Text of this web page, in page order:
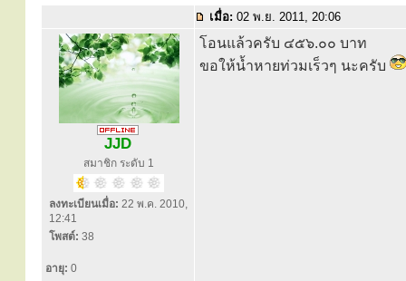
เมื่อ: 02 พ.ย. 2011, 20:06
JJD
สมาชิก ระดับ 1
ลงทะเบียนเมื่อ: 22 พ.ค. 2010,
12:41
โพสต์: 38
อายุ: 0
โอนแล้วครับ ๔๕๖.๐๐ บาท
ขอให้น้ำหายท่วมเร็วๆ นะครับ